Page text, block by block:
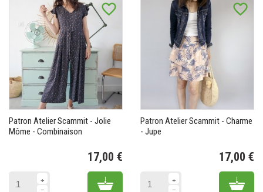
(1 avis)
favorite_border
Patron Atelier Scammit - Jolie
Môme - Combinaison
17,00 €
Add to cart
favorite_border
Patron Atelier Scammit - Charme
- Jupe
17,00 €
Add